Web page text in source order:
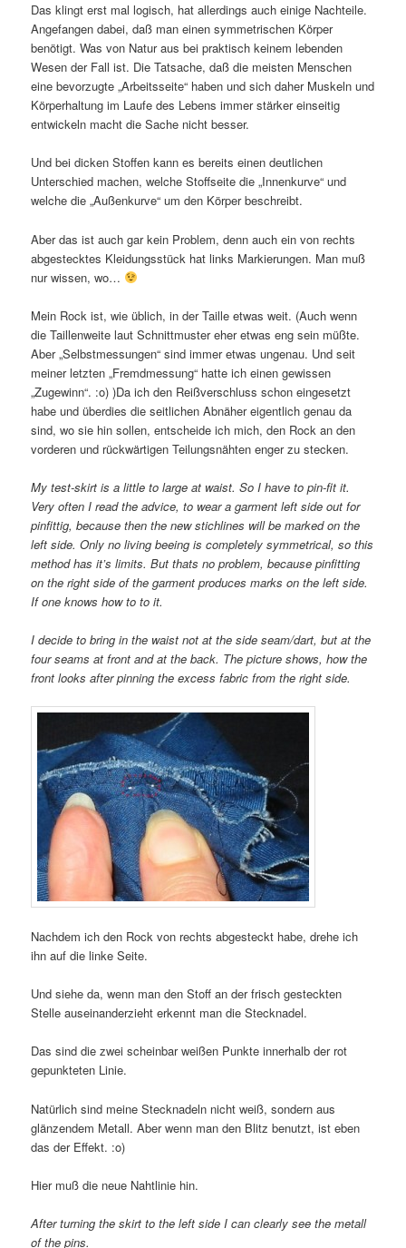
Das klingt erst mal logisch, hat allerdings auch einige Nachteile.
Angefangen dabei, daß man einen symmetrischen Körper
benötigt. Was von Natur aus bei praktisch keinem lebenden
Wesen der Fall ist. Die Tatsache, daß die meisten Menschen
eine bevorzugte „Arbeitsseite“ haben und sich daher Muskeln und
Körperhaltung im Laufe des Lebens immer stärker einseitig
entwickeln macht die Sache nicht besser.
Und bei dicken Stoffen kann es bereits einen deutlichen
Unterschied machen, welche Stoffseite die „Innenkurve“ und
welche die „Außenkurve“ um den Körper beschreibt.
Aber das ist auch gar kein Problem, denn auch ein von rechts
abgestecktes Kleidungsstück hat links Markierungen. Man muß
nur wissen, wo…
Mein Rock ist, wie üblich, in der Taille etwas weit. (Auch wenn
die Taillenweite laut Schnittmuster eher etwas eng sein müßte.
Aber „Selbstmessungen“ sind immer etwas ungenau. Und seit
meiner letzten „Fremdmessung“ hatte ich einen gewissen
„Zugewinn“. :o) )Da ich den Reißverschluss schon eingesetzt
habe und überdies die seitlichen Abnäher eigentlich genau da
sind, wo sie hin sollen, entscheide ich mich, den Rock an den
vorderen und rückwärtigen Teilungsnähten enger zu stecken.
My test-skirt is a little to large at waist. So I have to pin-fit it.
Very often I read the advice, to wear a garment left side out for
pinfittig, because then the new stichlines will be marked on the
left side. Only no living beeing is completely symmetrical, so this
method has it’s limits. But thats no problem, because pinfitting
on the right side of the garment produces marks on the left side.
If one knows how to to it.
I decide to bring in the waist not at the side seam/dart, but at the
four seams at front and at the back. The picture shows, how the
front looks after pinning the excess fabric from the right side.
Nachdem ich den Rock von rechts abgesteckt habe, drehe ich
ihn auf die linke Seite.
Und siehe da, wenn man den Stoff an der frisch gesteckten
Stelle auseinanderzieht erkennt man die Stecknadel.
Das sind die zwei scheinbar weißen Punkte innerhalb der rot
gepunkteten Linie.
Natürlich sind meine Stecknadeln nicht weiß, sondern aus
glänzendem Metall. Aber wenn man den Blitz benutzt, ist eben
das der Effekt. :o)
Hier muß die neue Nahtlinie hin.
After turning the skirt to the left side I can clearly see the metall
of the pins.